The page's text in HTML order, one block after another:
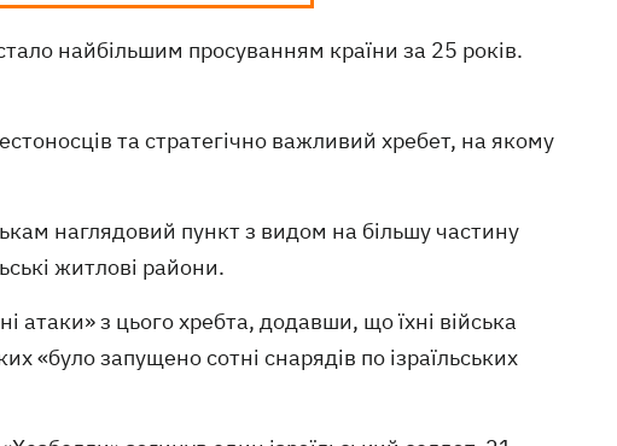
найбільшим просуванням країни за 25 років.
та стратегічно важливий хребет, на якому
наглядовий пункт з видом на більшу частину
житлові райони.
атаки» з цього хребта, додавши, що їхні війська
«було запущено сотні снарядів по ізраїльських